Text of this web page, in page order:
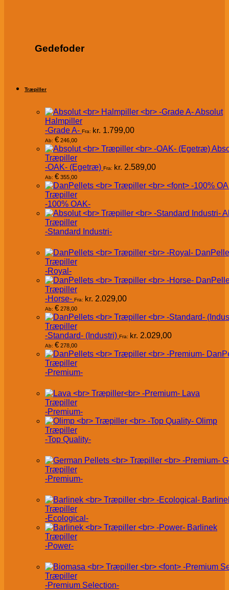
Gedefoder
Træpiller
Absolut
Halmpiller
-Grade A- Fra: kr. 1.799,00
Ab: € 246,00
Træpiller
-OAK- (Egetræ) Fra: kr. 2.589,00
Ab: € 355,00
Træpiller
-100% OAK-
Træpiller
-Standard Industri-
Træpiller
-Royal-
Træpiller
-Horse- Fra: kr. 2.029,00
Ab: € 278,00
Træpiller
-Standard- (Industri) Fra: kr. 2.029,00
Ab: € 278,00
Træpiller
-Premium-
Lava
Træpiller
-Premium-
Olimp
Træpiller
-Top Quality-
Træpiller
-Premium-
Træpiller
-Ecological-
Barlinek
Træpiller
-Power-
Træpiller
-Premium Selection-